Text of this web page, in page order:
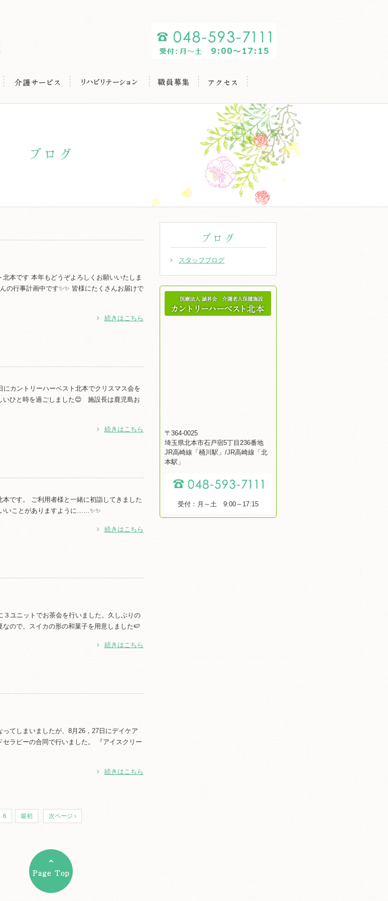
ブログ
本です 本年もどうぞよろしくお願いいたしま
の行事計画中です✨✨ 皆様にたくさんお届けで
続きはこちら
カントリーハーベスト北本でクリスマス会を
いひと時を過ごしました😊 施設長は鹿児島お
続きはこちら
です。 ご利用者様と一緒に初詣してきました
いことがありますように……✨✨
続きはこちら
ユニットでお茶会を行いました。久しぶりの
ので、スイカの形の和菓子を用意しました🍉
続きはこちら
てしまいましたが、8月26，27日にデイケア
ラピーの合同で行いました。 『アイスクリー
続きはこちら
6 最初 次ページ ›
ブログ
スタッフブログ
〒364-0025
埼玉県北本市石戸宿5丁目236番地
JR高崎線「桶川駅」/JR高崎線「北
本駅」
受付：月～土 9:00～17:15